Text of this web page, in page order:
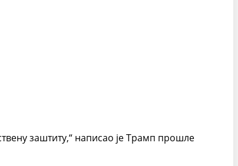
заштиту,“ написао је Трамп прошле